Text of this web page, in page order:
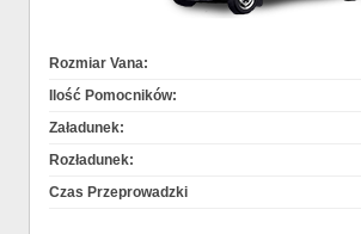
Rozmiar Vana:
Ilość Pomocników:
Załadunek:
Rozładunek:
Czas Przeprowadzki